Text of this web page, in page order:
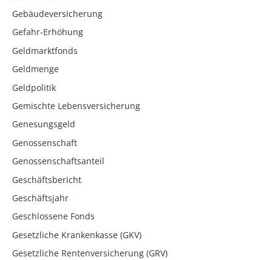
Gebäudeversicherung
Gefahr-Erhöhung
Geldmarktfonds
Geldmenge
Geldpolitik
Gemischte Lebensversicherung
Genesungsgeld
Genossenschaft
Genossenschaftsanteil
Geschäftsbericht
Geschäftsjahr
Geschlossene Fonds
Gesetzliche Krankenkasse (GKV)
Gesetzliche Rentenversicherung (GRV)